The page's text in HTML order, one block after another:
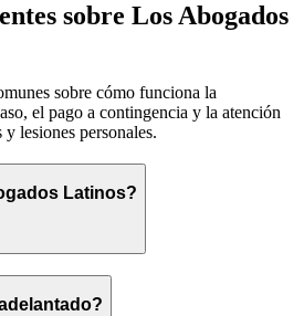
sobre Los Abogados
sobre cómo funciona la
el pago a contingencia y la atención
y lesiones personales.
Latinos?